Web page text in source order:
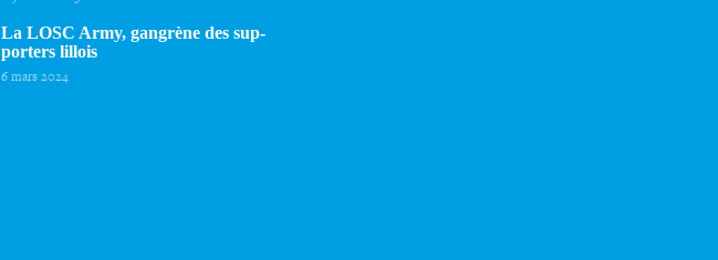
La LOSC Army, gangrène des sup­
por­ters lillois
6 mars 2024